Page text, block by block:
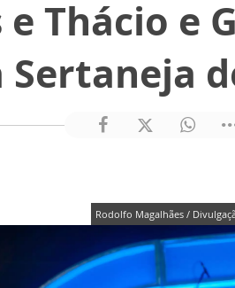
e Thácio e
Sertaneja
Rodolfo Magalhães /